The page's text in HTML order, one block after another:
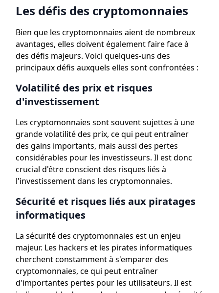
Les défis des cryptomonnaies
Bien que les cryptomonnaies aient de nombreux
avantages, elles doivent également faire face à
des défis majeurs. Voici quelques-uns des
principaux défis auxquels elles sont confrontées :
Volatilité des prix et risques
d'investissement
Les cryptomonnaies sont souvent sujettes à une
grande volatilité des prix, ce qui peut entraîner
des gains importants, mais aussi des pertes
considérables pour les investisseurs. Il est donc
crucial d'être conscient des risques liés à
l'investissement dans les cryptomonnaies.
Sécurité et risques liés aux piratages
informatiques
La sécurité des cryptomonnaies est un enjeu
majeur. Les hackers et les pirates informatiques
cherchent constamment à s'emparer des
cryptomonnaies, ce qui peut entraîner
d'importantes pertes pour les utilisateurs. Il est